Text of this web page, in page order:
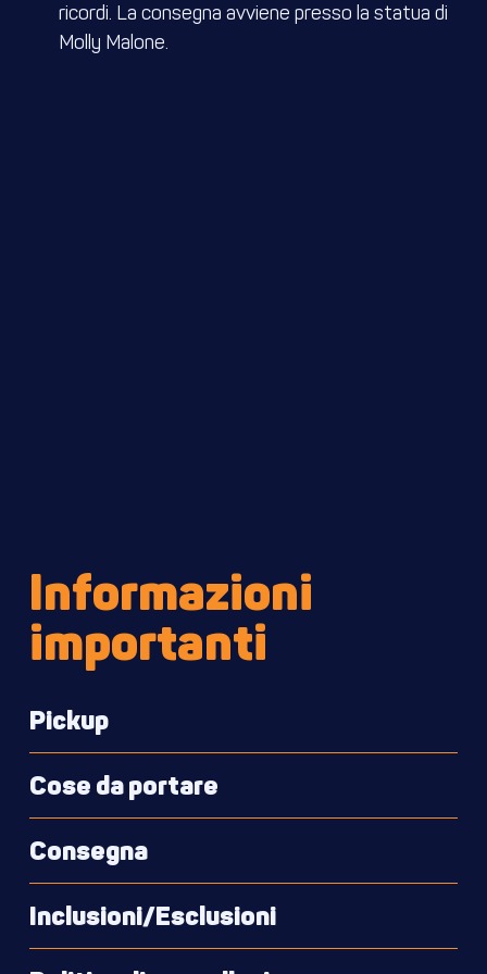
ricordi. La consegna avviene presso la statua di
Molly Malone.
Informazioni
importanti
Pickup
Visualizza sulla
Cose da portare
Macchina fotografica
Consegna
Inclusioni/Esclusioni